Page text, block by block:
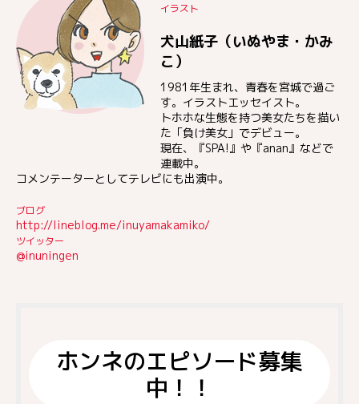
イラスト
犬山紙子（いぬやま・かみ
こ）
1981年生まれ、青春を宮城で過ご
す。イラストエッセイスト。
トホホな生態を持つ美女たちを描い
た「負け美女」でデビュー。
現在、『SPA!』や『anan』などで
連載中。
コメンテーターとしてテレビにも出演中。
ブログ
http://lineblog.me/inuyamakamiko/
ツイッター
@inuningen
ホンネのエピソード募集
中！！